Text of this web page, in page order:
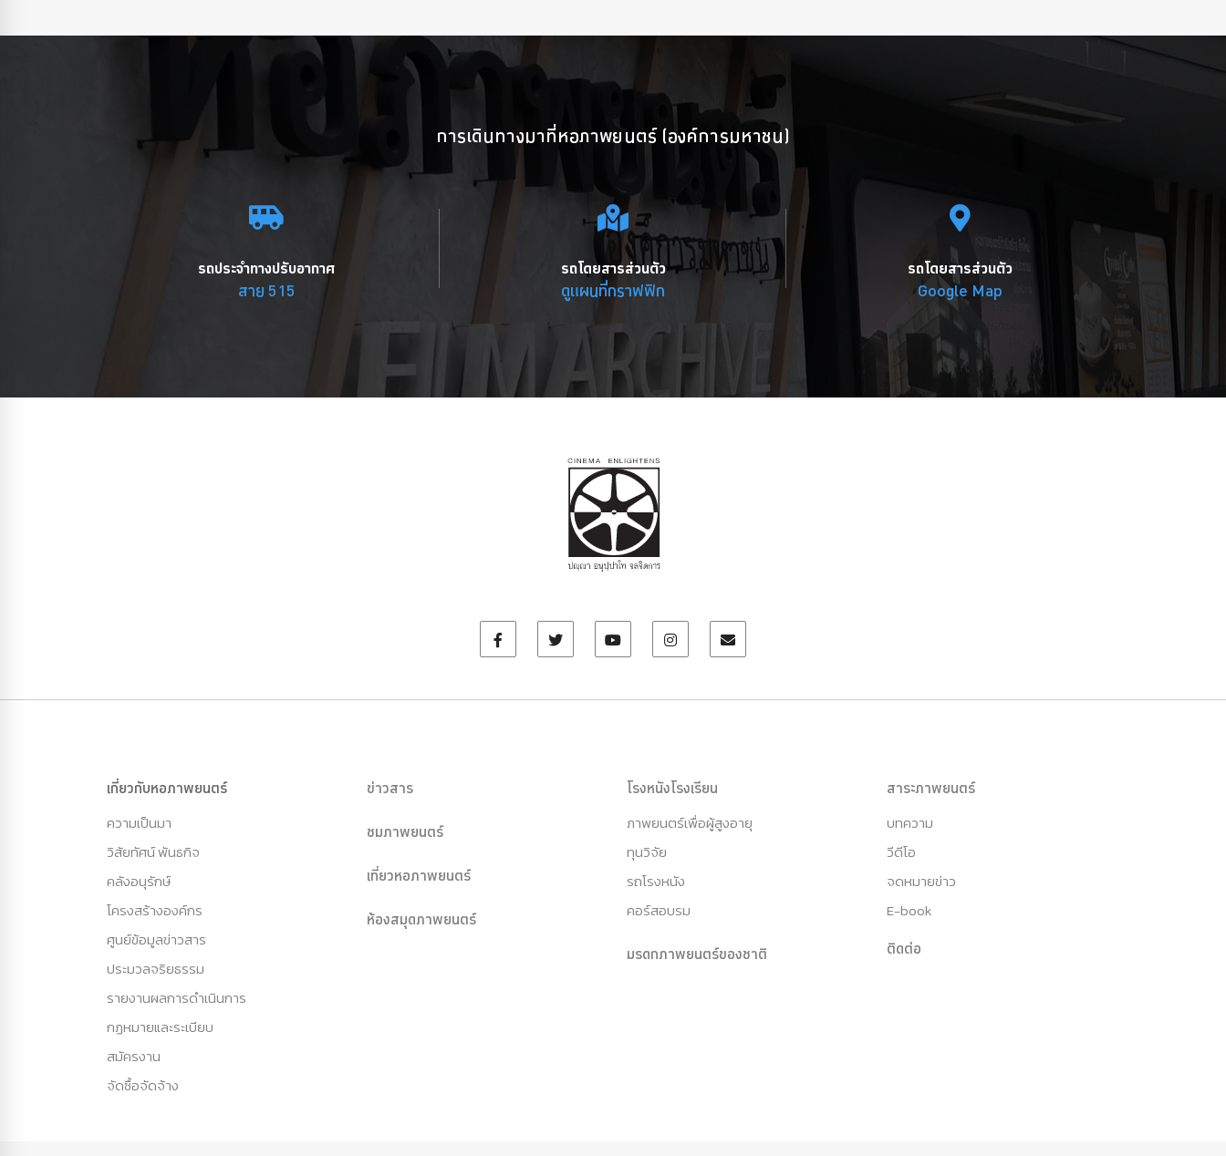
การเดินทางมาที่หอภาพยนตร์ (องค์การมหาชน)
รถประจำทางปรับอากาศ
สาย 515
รถโดยสารส่วนตัว
ดูแผนที่กราฟฟิก
รถโดยสารส่วนตัว
Google Map
เกี่ยวกับหอภาพยนตร์
ความเป็นมา
วิสัยทัศน์ พันธกิจ
คลังอนุรักษ์
โครงสร้างองค์กร
ศูนย์ข้อมูลข่าวสาร
ประมวลจริยธรรม
รายงานผลการดำเนินการ
กฏหมายและระเบียบ
สมัครงาน
จัดซื้อจัดจ้าง
ข่าวสาร
ชมภาพยนตร์
เที่ยวหอภาพยนตร์
ห้องสมุดภาพยนตร์
โรงหนังโรงเรียน
ภาพยนตร์เพื่อผู้สูงอายุ
ทุนวิจัย
รถโรงหนัง
คอร์สอบรม
มรดกภาพยนตร์ของชาติ
สาระภาพยนตร์
บทความ
วีดีโอ
จดหมายข่าว
E-book
ติดต่อ